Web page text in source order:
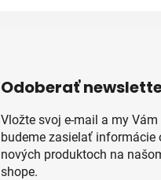
Odoberať
Vložte svoj e-mail a my Vám
budeme zasielať informácie
nových produktoch na
shope.